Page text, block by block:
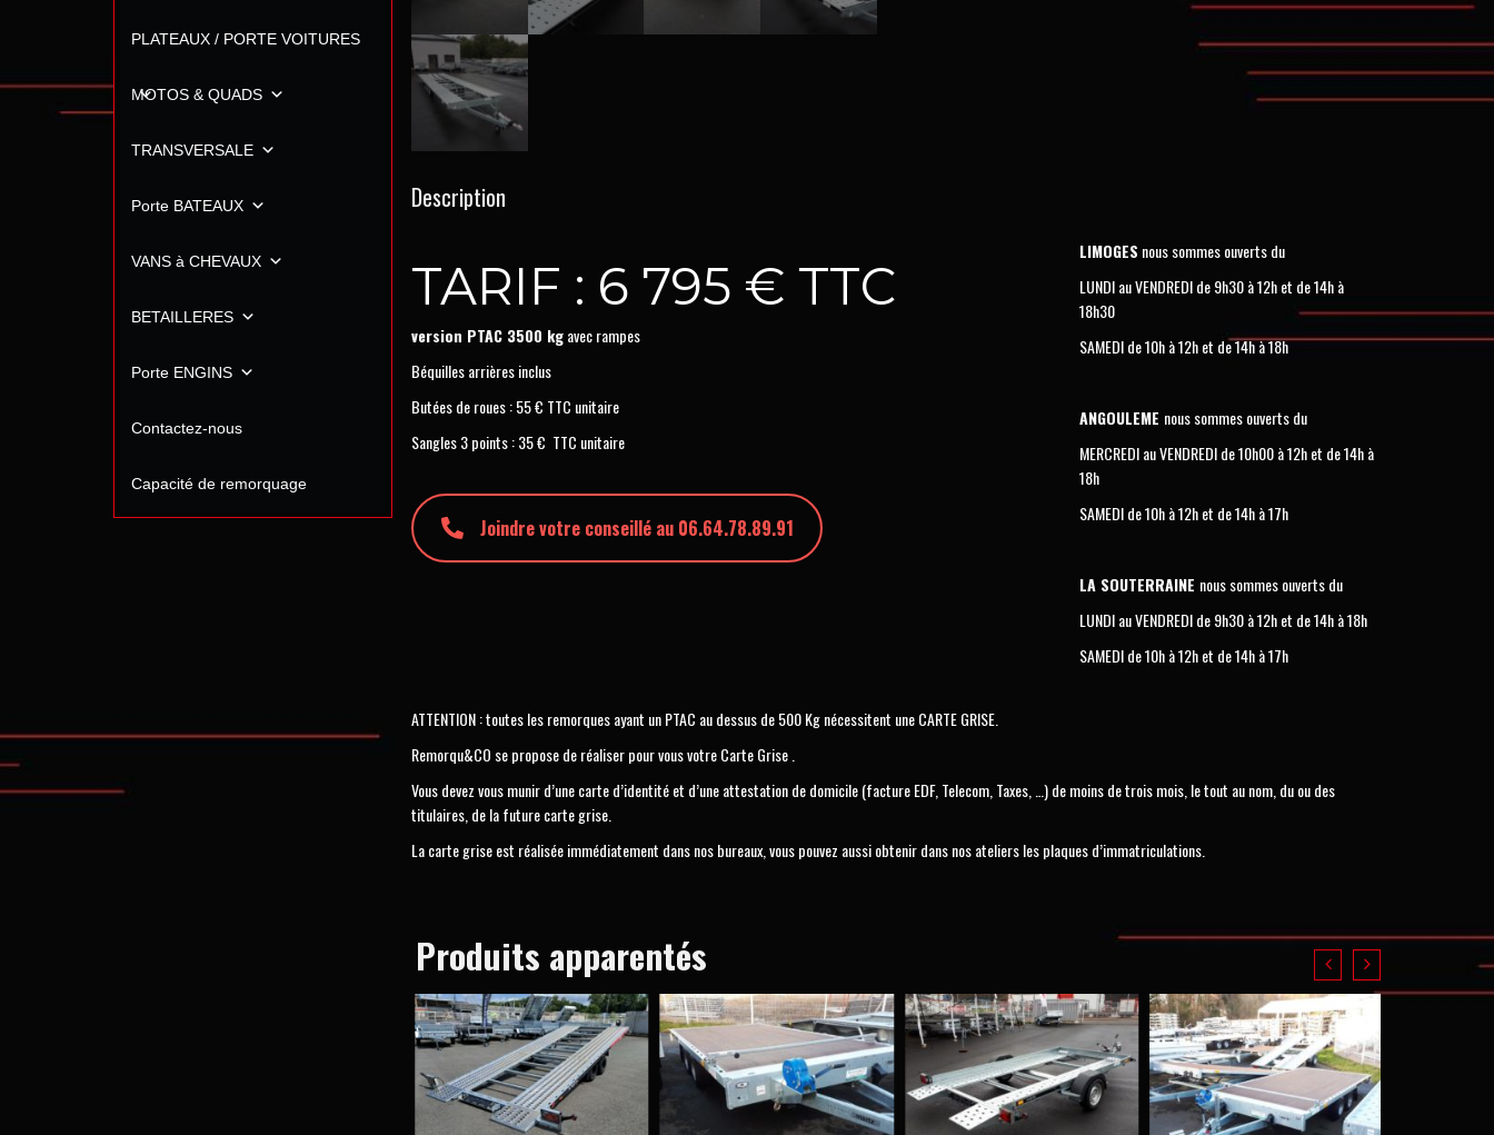
Description
TARIF : 6 795 € TTC
version PTAC 3500 kgavec rampes
Béquilles arrières inclus
Butées de roues : 55 € TTC unitaire
Sangles 3 points : 35 € TTC unitaire
Joindre votre conseillé au 06.64.78.89.91
LIMOGES nous sommes ouverts du
LUNDI au VENDREDI de 9h30 à 12h et de 14h à
18h30
SAMEDI de 10h à 12h et de 14h à 18h
ANGOULEME nous sommes ouverts du
MERCREDI au VENDREDI de 10h00 à 12h et de 14h à
18h
SAMEDI de 10h à 12h et de 14h à 17h
LA SOUTERRAINE nous sommes ouverts du
LUNDI au VENDREDI de 9h30 à 12h et de 14h à 18h
SAMEDI de 10h à 12h et de 14h à 17h
ATTENTION : toutes les remorques ayant un PTAC au dessus de 500 Kg nécessitent une CARTE GRISE.
Remorqu&CO se propose de réaliser pour vous votre Carte Grise .
Vous devez vous munir d’une carte d’identité et d’une attestation de domicile (facture EDF, Telecom, Taxes, …) de moins de trois mois, le tout au nom, du ou des
titulaires, de la future carte grise.
La carte grise est réalisée immédiatement dans nos bureaux, vous pouvez aussi obtenir dans nos ateliers les plaques d’immatriculations.
Produits apparentés
PLATEAUX / PORTE VOITURES
MOTOS & QUADS
TRANSVERSALE
Porte BATEAUX
VANS à CHEVAUX
BETAILLERES
Porte ENGINS
Contactez-nous
Capacité de remorquage